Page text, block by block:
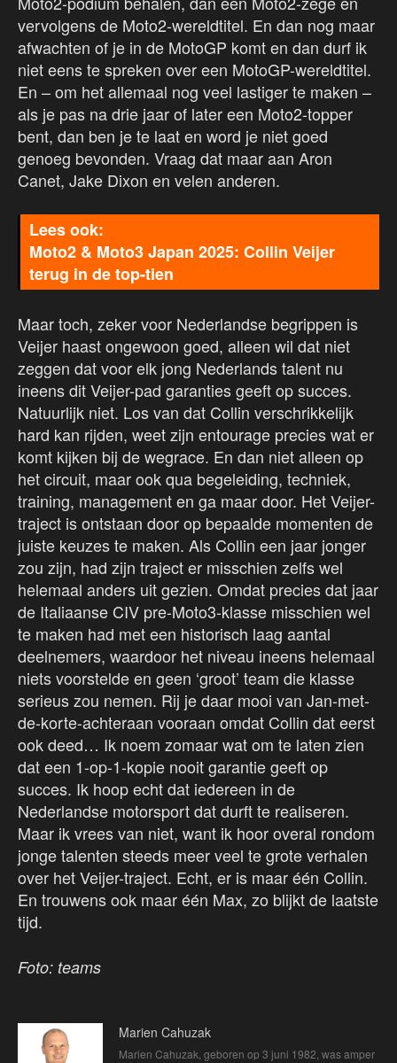
vervolgens de Moto2-wereldtitel. En dan nog maar
afwachten of je in de MotoGP komt en dan durf ik
niet eens te spreken over een MotoGP-wereldtitel.
En – om het allemaal nog veel lastiger te maken –
als je pas na drie jaar of later een Moto2-topper
bent, dan ben je te laat en word je niet goed
genoeg bevonden. Vraag dat maar aan Aron
Canet, Jake Dixon en velen anderen.
Moto2 & Moto3 Japan 2025: Collin Veijer
terug in de top-tien
Maar toch, zeker voor Nederlandse begrippen is
Veijer haast ongewoon goed, alleen wil dat niet
zeggen dat voor elk jong Nederlands talent nu
ineens dit Veijer-pad garanties geeft op succes.
Natuurlijk niet. Los van dat Collin verschrikkelijk
hard kan rijden, weet zijn entourage precies wat er
komt kijken bij de wegrace. En dan niet alleen op
het circuit, maar ook qua begeleiding, techniek,
training, management en ga maar door. Het Veijer-
traject is ontstaan door op bepaalde momenten de
juiste keuzes te maken. Als Collin een jaar jonger
zou zijn, had zijn traject er misschien zelfs wel
helemaal anders uit gezien. Omdat precies dat jaar
de Italiaanse CIV pre-Moto3-klasse misschien wel
te maken had met een historisch laag aantal
deelnemers, waardoor het niveau ineens helemaal
niets voorstelde en geen ‘groot’ team die klasse
serieus zou nemen. Rij je daar mooi van Jan-met-
de-korte-achteraan vooraan omdat Collin dat eerst
ook deed… Ik noem zomaar wat om te laten zien
dat een 1-op-1-kopie nooit garantie geeft op
succes. Ik hoop echt dat iedereen in de
Nederlandse motorsport dat durft te realiseren.
Maar ik vrees van niet, want ik hoor overal rondom
jonge talenten steeds meer veel te grote verhalen
over het Veijer-traject. Echt, er is maar één Collin.
En trouwens ook maar één Max, zo blijkt de laatste
tijd.
Foto: teams
Marien Cahuzak
Marien Cahuzak, geboren op 3 juni 1982, was amper